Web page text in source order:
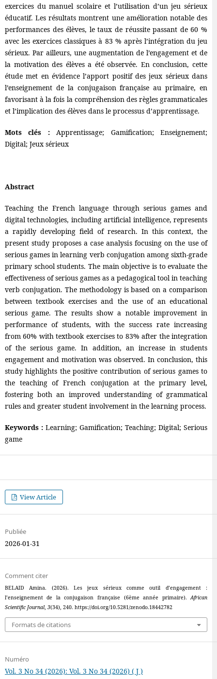
exercices du manuel scolaire et l’utilisation d’un jeu sérieux
éducatif. Les résultats montrent une amélioration notable des
performances des élèves, le taux de réussite passant de 60 %
avec les exercices classiques à 83 % après l’intégration du jeu
sérieux. Par ailleurs, une augmentation de l’engagement et de
la motivation des élèves a été observée. En conclusion, cette
étude met en évidence l’apport positif des jeux sérieux dans
l’enseignement de la conjugaison française au primaire, en
favorisant à la fois la compréhension des règles grammaticales
et l’implication des élèves dans le processus d’apprentissage.
Mots clés :Apprentissage; Gamification; Enseignement;
Digital; Jeux sérieux
Abstract
Teaching the French language through serious games and
digital technologies, including artificial intelligence, represents
a rapidly developing field of research. In this context, the
present study proposes a case analysis focusing on the use of
serious games in learning verb conjugation among sixth-grade
primary school students. The main objective is to evaluate the
effectiveness of serious games as a pedagogical tool in teaching
verb conjugation. The methodology is based on a comparison
between textbook exercises and the use of an educational
serious game. The results show a notable improvement in
performance of students, with the success rate increasing
from 60% with textbook exercises to 83% after the integration
of the serious game. In addition, an increase in students
engagement and motivation was observed. In conclusion, this
study highlights the positive contribution of serious games to
the teaching of French conjugation at the primary level,
fostering both an improved understanding of grammatical
rules and greater student involvement in the learning process.
Keywords : Learning; Gamification; Teaching; Digital; Serious
game
View Article
Publiée
2026-01-31
Comment citer
BELAID Amina. (2026). Les jeux sérieux comme outil d’engagement :
l’enseignement de la conjugaison française (6ème année primaire).African
Scientific Journal, 3(34), 240. https://doi.org/10.5281/zenodo.18442782
Formats de citations
Numéro
Vol. 3 No 34 (2026): Vol. 3 No 34 (2026) ( J )